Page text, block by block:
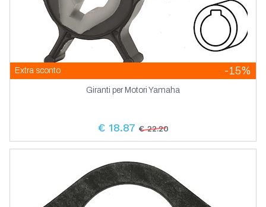
Extra sconto -15%
Giranti per Motori Yamaha
€ 18.87 € 22.20